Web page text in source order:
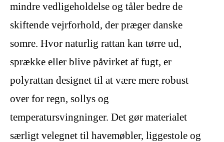
mindre vedligeholdelse og tåler bedre de
skiftende vejrforhold, der præger danske
somre. Hvor naturlig rattan kan tørre ud,
sprække eller blive påvirket af fugt, er
polyrattan designet til at være mere robust
over for regn, sollys og
temperatursvingninger. Det gør materialet
særligt velegnet til havemøbler, liggestole og